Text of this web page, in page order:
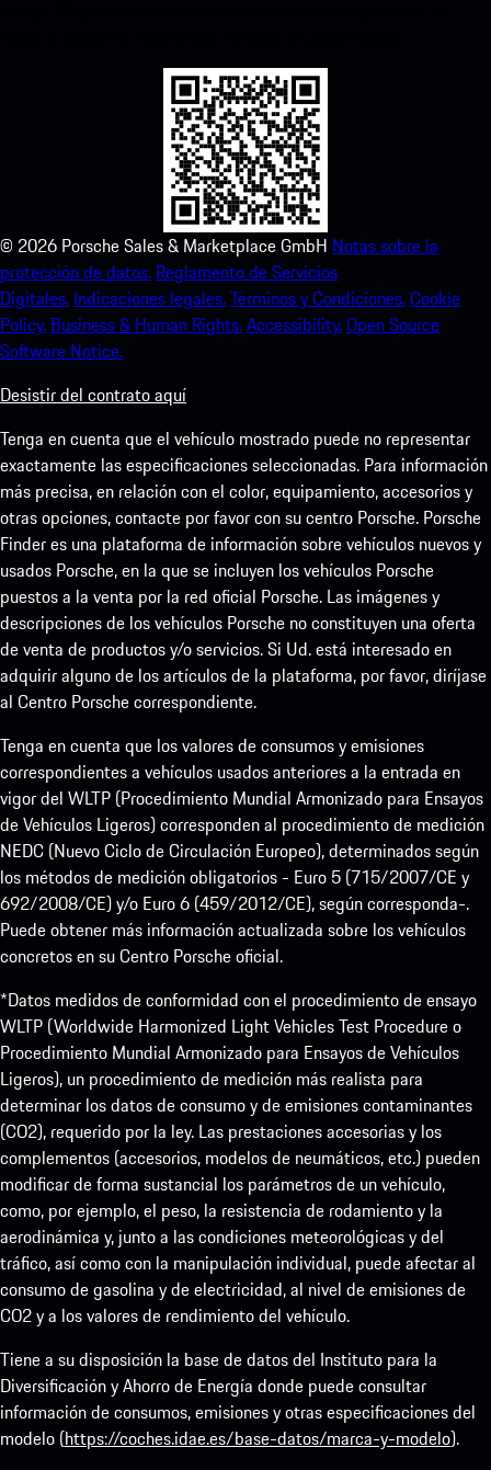
© 2026 Porsche Sales & Marketplace GmbH Notas sobre la
protección de datos. Reglamento de Servicios
Digitales. Indicaciones legales.Términos y Condiciones.Cookie
Policy. Business & Human Rights.Accessibility.Open Source
Software Notice.
Desistir del contrato aquí
Tenga en cuenta que el vehículo mostrado puede no representar
exactamente las especificaciones seleccionadas. Para información
más precisa, en relación con el color, equipamiento, accesorios y
otras opciones, contacte por favor con su centro Porsche. Porsche
Finder es una plataforma de información sobre vehículos nuevos y
usados Porsche, en la que se incluyen los vehículos Porsche
puestos a la venta por la red oficial Porsche. Las imágenes y
descripciones de los vehículos Porsche no constituyen una oferta
de venta de productos y/o servicios. Si Ud. está interesado en
adquirir alguno de los artículos de la plataforma, por favor, diríjase
al Centro Porsche correspondiente.
Tenga en cuenta que los valores de consumos y emisiones
correspondientes a vehículos usados anteriores a la entrada en
vigor del WLTP (Procedimiento Mundial Armonizado para Ensayos
de Vehículos Ligeros) corresponden al procedimiento de medición
NEDC (Nuevo Ciclo de Circulación Europeo), determinados según
los métodos de medición obligatorios - Euro 5 (715/2007/CE y
692/2008/CE) y/o Euro 6 (459/2012/CE), según corresponda-.
Puede obtener más información actualizada sobre los vehículos
concretos en su Centro Porsche oficial.
*Datos medidos de conformidad con el procedimiento de ensayo
WLTP (Worldwide Harmonized Light Vehicles Test Procedure o
Procedimiento Mundial Armonizado para Ensayos de Vehículos
Ligeros), un procedimiento de medición más realista para
determinar los datos de consumo y de emisiones contaminantes
(CO2), requerido por la ley. Las prestaciones accesorias y los
complementos (accesorios, modelos de neumáticos, etc.) pueden
modificar de forma sustancial los parámetros de un vehículo,
como, por ejemplo, el peso, la resistencia de rodamiento y la
aerodinámica y, junto a las condiciones meteorológicas y del
tráfico, así como con la manipulación individual, puede afectar al
consumo de gasolina y de electricidad, al nivel de emisiones de
CO2 y a los valores de rendimiento del vehículo.
Tiene a su disposición la base de datos del Instituto para la
Diversificación y Ahorro de Energía donde puede consultar
información de consumos, emisiones y otras especificaciones del
modelo (https://coches.idae.es/base-datos/marca-y-modelo).